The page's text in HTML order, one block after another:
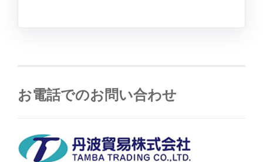
お電話でのお問い合わせ